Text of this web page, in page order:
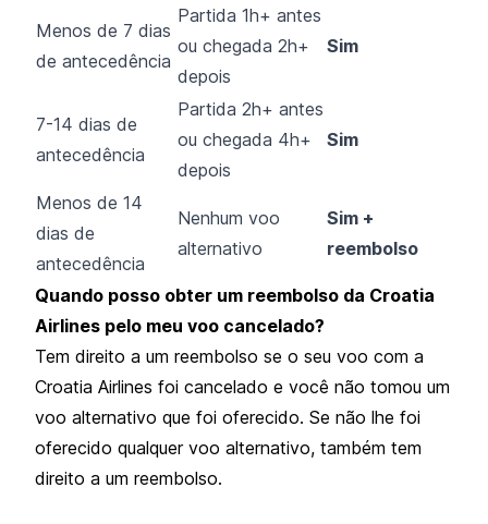
Menos de 7 dias
de antecedência
Partida 1h+ antes
ou chegada 2h+
depois
Sim
7-14 dias de
antecedência
Partida 2h+ antes
ou chegada 4h+
depois
Sim
Menos de 14
dias de
antecedência
Nenhum voo
alternativo
Sim +
reembolso
Quando posso obter um reembolso da Croatia
Airlines pelo meu voo cancelado?
Tem direito a um reembolso se o seu voo com a
Croatia Airlines foi cancelado e você não tomou um
voo alternativo que foi oferecido. Se não lhe foi
oferecido qualquer voo alternativo, também tem
direito a um reembolso.